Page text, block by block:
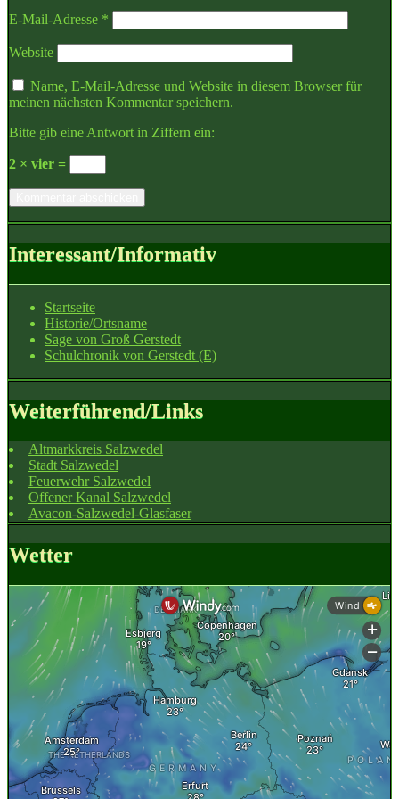
E-Mail-Adresse *
Website
Name, E-Mail-Adresse und Website in diesem Browser für
meinen nächsten Kommentar speichern.
Bitte gib eine Antwort in Ziffern ein:
2 × vier =
Interessant/Informativ
Startseite
Historie/Ortsname
Sage von Groß Gerstedt
Schulchronik von Gerstedt (E)
Weiterführend/Links
Altmarkkreis Salzwedel
Stadt Salzwedel
Feuerwehr Salzwedel
Offener Kanal Salzwedel
Avacon-Salzwedel-Glasfaser
Wetter